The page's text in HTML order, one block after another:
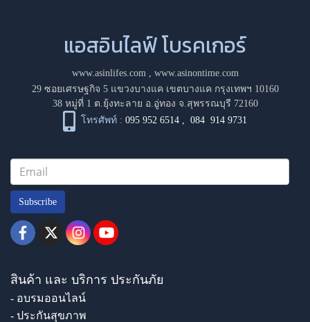
แอสอินไลฟ์ โบรคเกอร์
www.asinlifes.com, www.asinontime.com
29 ซอยเศรษฐกิจ 5 แขวงบางแค เขตบางแค กรุงเทพฯ 10160
38 หมู่ที่ 1 ต.ยุ้งทะลาย อ.อู่ทอง จ.สุพรรณบุรี 72160
โทรศัพท์ : 095 952 6514 ,084 914 9731
Subscribe
สินค้า และ บริการ ประกันภัย
- อบรมออนไลน์
- ประกันสุขภาพ